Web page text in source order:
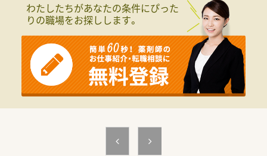
わたしたちがあなたの条件にぴった
りの職場をお探しします。